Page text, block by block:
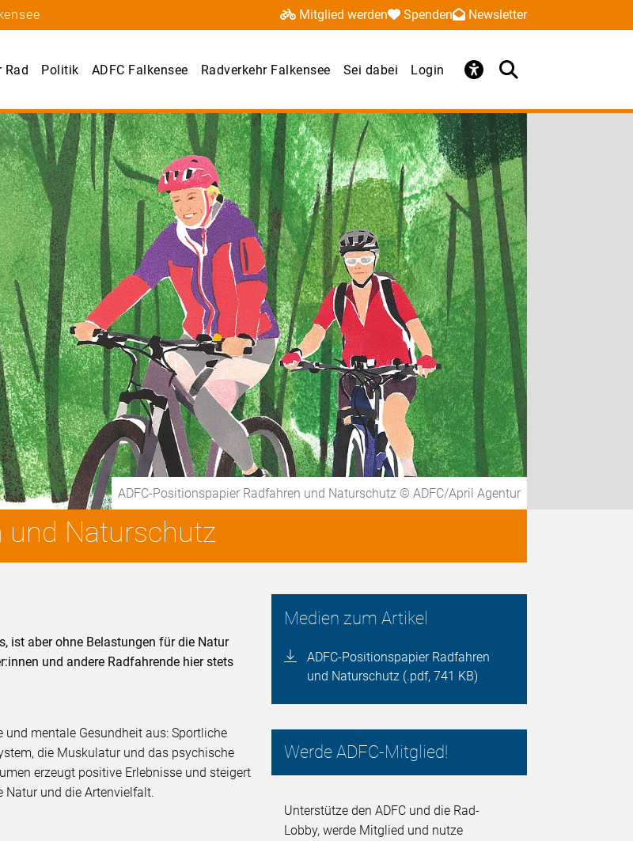
Mitglied werden Spenden Newsletter
Rad Politik ADFC Falkensee Radverkehr Falkensee Sei dabei Login
ADFC-Positionspapier Radfahren und Naturschutz © ADFC/April Agentur
und Naturschutz
Medien zum Artikel
ADFC-Positionspapier Radfahren
und Naturschutz (.pdf, 741 KB)
Werde ADFC-Mitglied!
Unterstütze den ADFC und die Rad-
Lobby, werde Mitglied und nutze
ist aber ohne Belastungen für die Natur
und andere Radfahrende hier stets
mentale Gesundheit aus: Sportliche
die Muskulatur und das psychische
erzeugt positive Erlebnisse und steigert
Natur und die Artenvielfalt.